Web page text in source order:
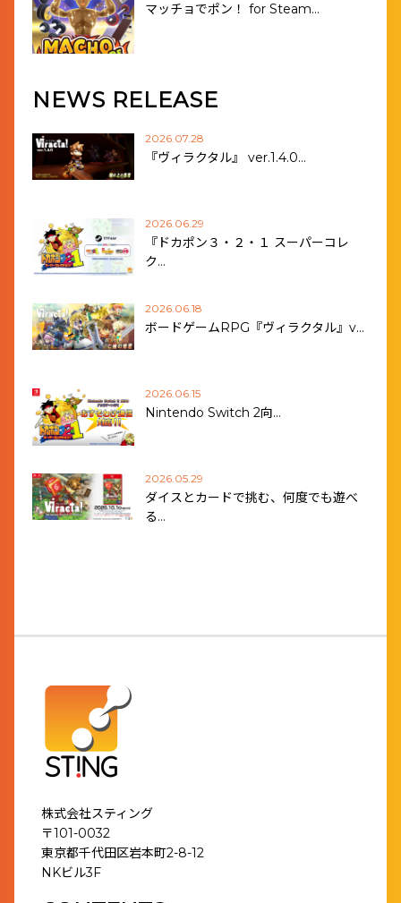
マッチョでポン！ for Steam…
NEWS RELEASE
2026.07.28
『ヴィラクタル』 ver.1.4.0…
2026.06.29
『ドカポン３・２・１ スーパーコレ
ク…
2026.06.18
ボードゲームRPG『ヴィラクタル』v…
2026.06.15
Nintendo Switch 2向…
2026.05.29
ダイスとカードで挑む、何度でも遊べ
る…
株式会社スティング
〒101-0032
東京都千代田区岩本町2-8-12
NKビル3F